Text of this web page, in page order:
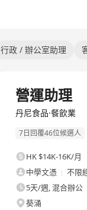
行政 / 辦公室助理
營運助理
丹尼食品·餐飲業
7日回覆46位候選人
HK $14K-16K/月
中學文憑
不限
5天/週, 混合辦公
葵涌